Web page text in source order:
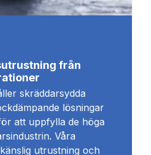
från
skräddarsydda
lösningar
att uppfylla de höga
Våra
utrustning och